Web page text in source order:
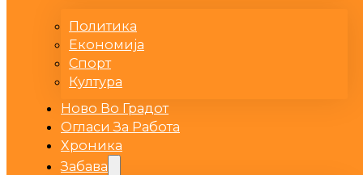
Политика
Економија
Спорт
Култура
Ново Во Градот
Огласи За Работа
Хроника
Забава